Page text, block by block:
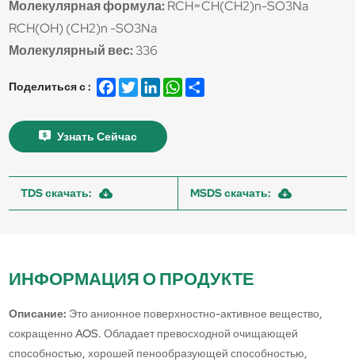
Молекулярная формула:RCH=CH(CH2)n-SO3Na
RCH(OH) (CH2)n -SO3Na
Молекулярный вес:336
Поделиться с : Facebook
TwitterLinkedInWhatsApp
Share
Узнать Сейчас
TDS скачать: MSDS скачать:
ИНФОРМАЦИЯ О ПРОДУКТЕ
Описание: Это анионное поверхностно-активное вещество,
сокращенно AOS. Обладает превосходной очищающей
способностью, хорошей пенообразующей способностью,